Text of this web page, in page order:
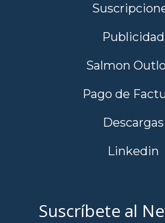
Publicidad
Salmon
Pago de
Descargas
Linkedin
Suscríbete al